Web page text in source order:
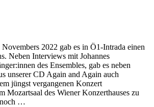
2022 gab es in Ö1-Intrada einen
Neben Interviews mit Johannes
des Ensembles, gab es neben
unserer CD Again and Again auch
jüngst vergangenen Konzert
Mozartsaal des Wiener Konzerthauses zu
noch …